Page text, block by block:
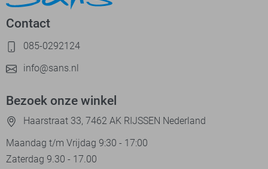
Contact
085-0292124
info@sans.nl
Bezoek onze winkel
Haarstraat 33, 7462 AK RIJSSEN Nederland
Maandag t/m Vrijdag 9:30 - 17:00
Zaterdag 9.30 - 17.00